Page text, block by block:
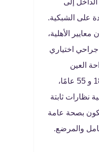
إلى
على الشبكية.
الأهلية،
جراحي اختياري
العين
بالليزر، يجب أن تكون بين سن 18 و 55 عامًا،
ثابتة
تكون بصحة عامة
والمرضع.